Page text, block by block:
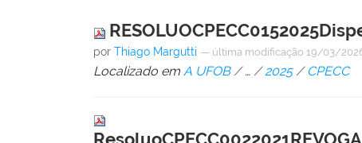
porThiago Margutti — última modificação 19/03/
Localizado em A UFOB /…/2025 / CPECC